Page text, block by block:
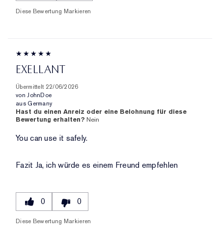
Diese Bewertung Markieren
EXELLANT
Übermittelt 22/06/2026
von JohnDoe
aus Germany
Hast du einen Anreiz oder eine Belohnung für diese
Bewertung erhalten? Nein
You can use it safely.
Fazit Ja, ich würde es einem Freund empfehlen
0 0
Diese Bewertung Markieren